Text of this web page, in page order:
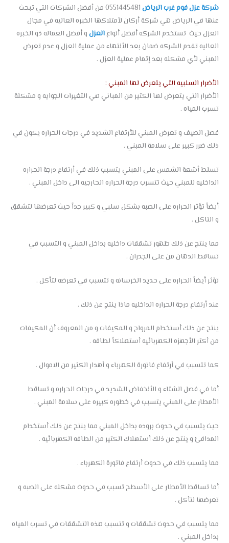
شركة عزل فوم غرب الرياض
0551445481 من أفضل الشركات التي تبحث
عنها في الرياض هي شركة أركان لأمتلاكها الخبره العاليه في مجال
العزل حيث تستخدم الشركه أفضل أنواعالعزلو أفضل العماله ذو الخبره
العاليه تقدم الشركه ضمان بعد الأنتهاء من عملية العزل و عدم تعرض
المبني لأي مشكله بعد إتمام عملية العزل .
الأضرار السلبيه التي يتعرض لها المبني :
الأضرار التي يتعرض لها الكثير من المباني هي التغيرات الجوايه و مشكلة
تسرب المياه .
فصل الصيف و تعرض المبني للأرتفاع الشديد في درجات الحراره يكون في
ذلك ضرر كبير على سلامة المبني .
تسلط أشعة الشمس على المبني يتسبب ذلك في أرتفاع درجة الحراره
الداخليه للمبني حيث تتسرب درجة الحراره الحارجيه الى داخل المبني .
أيضاً تؤثر الحراره على الصبه بشكل سلبي و كبير جداً حيث تعرضها لتشقق
و التاكل .
مما ينتج عن ذلك ظهور تشققات داخليه بداخل المبني و التسبب في
تساقط الدهان من على الجدران .
تؤثر أيضاً الحراره على حديد الخرسانه و تتسبب في تعرضه لتأكل .
عند أرتفاع درجة الحراره الداخليه ماذا ينتج عن ذلك .
ينتج عن ذلك أستخدام المرواح و المكيفات و من المعروف أن المكيفات
من أكثر الأجهزه الكهربائيه أستهلاكاً لطاقه .
كما تتسبب في أرتفاع فاتورة الكهرباء و أهدار الكثير من الاموال .
أما في فصل الشتاء و الأنخفاض الشديد في درجات الحراره و تساقط
الأمطار على المبني يتسبب في خطوره كبيره على سلامة المبني .
حيث يتسبب في حدوث بروده بداخل المبني مما ينتج عن ذلك أستخدام
المدافئ و ينتج عن ذلك أستهلاك الكثير من الطاقه الكهربائيه .
مما يتسبب ذلك في حدوث أرتفاع فاتورة الكهرباء .
أما تساقط الأمطار على الأسطح تسبب في حدوث مشكله على الصبه و
تعرضها لتأكل .
مما يتسبب في حدوث تشققات و تتسبب هذه التشققات في تسرب المياه
بداخل المبني .